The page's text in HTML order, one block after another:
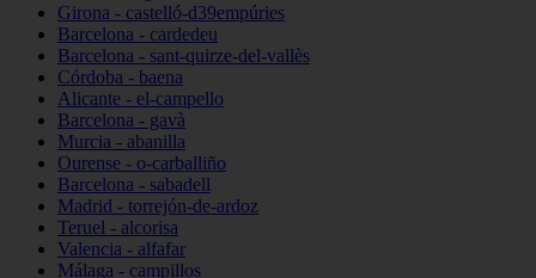
Girona - castelló-d39empúries
Barcelona - cardedeu
Barcelona - sant-quirze-del-vallès
Córdoba - baena
Alicante - el-campello
Barcelona - gavà
Murcia - abanilla
Ourense - o-carballiño
Barcelona - sabadell
Madrid - torrejón-de-ardoz
Teruel - alcorisa
Valencia - alfafar
Málaga - campillos